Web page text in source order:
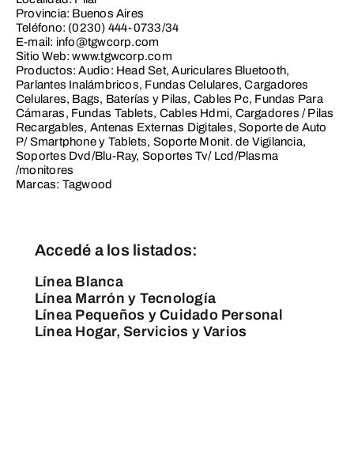
Provincia: Buenos Aires
Teléfono: (0230) 444-0733/34
E-mail: info@tgwcorp.com
Sitio Web: www.tgwcorp.com
Productos: Audio: Head Set, Auriculares Bluetooth,
Parlantes Inalámbricos, Fundas Celulares, Cargadores
Celulares, Bags, Baterías y Pilas, Cables Pc, Fundas Para
Cámaras, Fundas Tablets, Cables Hdmi, Cargadores / Pilas
Recargables, Antenas Externas Digitales, Soporte de Auto
P/ Smartphone y Tablets, Soporte Monit. de Vigilancia,
Soportes Dvd/Blu-Ray, Soportes Tv/ Lcd/Plasma
/monitores
Marcas: Tagwood
Accedé a los listados:
Línea Blanca
Línea Marrón y Tecnología
Línea Pequeños y Cuidado Personal
Línea Hogar, Servicios y Varios